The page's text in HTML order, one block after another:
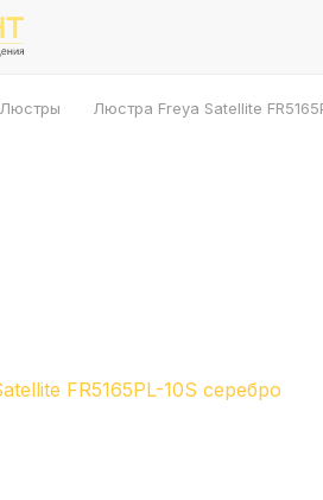
Люстры Люстра Freya Satellite